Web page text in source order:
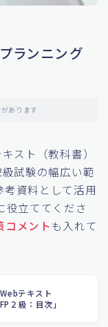
ランニング
あります
スト（教科書）
試験の幅広い範
資料として活用
役立ててくださ
コメントも入れて
テキスト
２級：目次」